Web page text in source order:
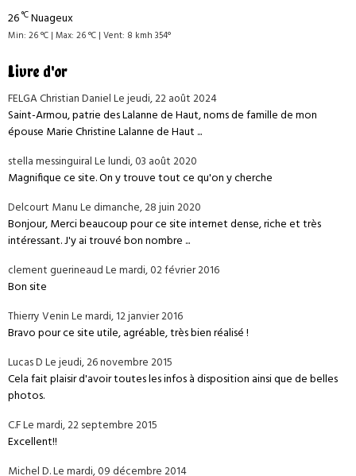
26°CNuageux
Min: 26 °C | Max: 26 °C | Vent: 8 kmh 354°
Livre d'or
FELGA Christian DanielLe jeudi, 22 août 2024
Saint-Armou, patrie des Lalanne de Haut, noms de famille de mon
épouse Marie Christine Lalanne de Haut ...
stella messinguiralLe lundi, 03 août 2020
Magnifique ce site. On y trouve tout ce qu'on y cherche
Delcourt ManuLe dimanche, 28 juin 2020
Bonjour, Merci beaucoup pour ce site internet dense, riche et très
intéressant. J'y ai trouvé bon nombre ...
clement guerineaudLe mardi, 02 février 2016
Bon site
Thierry VeninLe mardi, 12 janvier 2016
Bravo pour ce site utile, agréable, très bien réalisé !
Lucas DLe jeudi, 26 novembre 2015
Cela fait plaisir d'avoir toutes les infos à disposition ainsi que de belles
photos.
C.FLe mardi, 22 septembre 2015
Excellent!!
Michel D.Le mardi, 09 décembre 2014